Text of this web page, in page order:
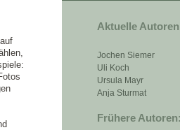
Aktuelle
Jochen Siemer
Uli Koch
Ursula Mayr
Anja Sturmat
Frühere Autoren: